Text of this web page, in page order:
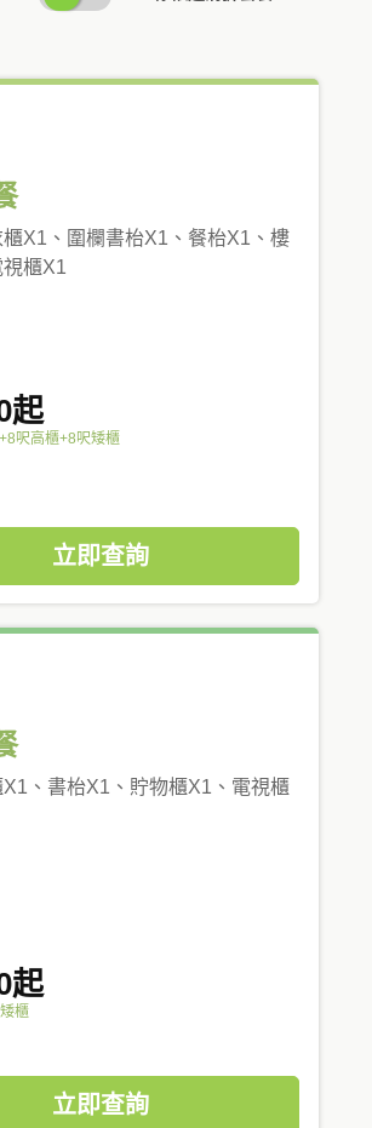
PRICING
櫃X1、圍欄書枱X1、餐枱X1、樓
櫃X1
起
呎高櫃+8呎矮櫃
立即查詢
、書枱X1、貯物櫃X1、電視櫃
起
櫃
立即查詢